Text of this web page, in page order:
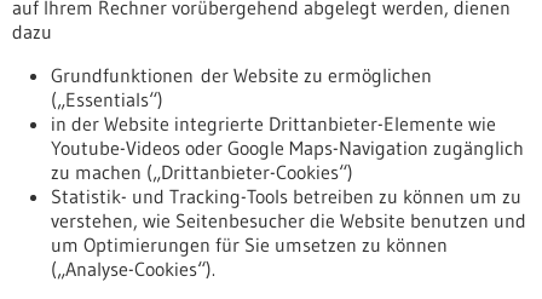
Nach oben
auf Ihrem Rechner vorübergehend abgelegt werden, dienen
dazu
Grundfunktionen der Website zu ermöglichen
(„Essentials“)
in der Website integrierte Drittanbieter-Elemente wie
Youtube-Videos oder Google Maps-Navigation zugänglich
zu machen („Drittanbieter-Cookies“)
Statistik- und Tracking-Tools betreiben zu können um zu
verstehen, wie Seitenbesucher die Website benutzen und
um Optimierungen für Sie umsetzen zu können
(„Analyse-Cookies“).